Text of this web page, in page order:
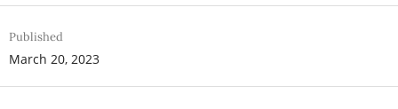
Published
March 20, 2023